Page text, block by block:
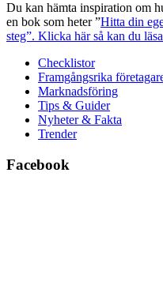
Du kan hämta inspiration om
en bok som heter ”Hitta din
steg”. Klicka här så kan du
Checklistor
Framgångsrika
Marknadsföring
Tips & Guider
Nyheter & Fakta
Trender
Facebook